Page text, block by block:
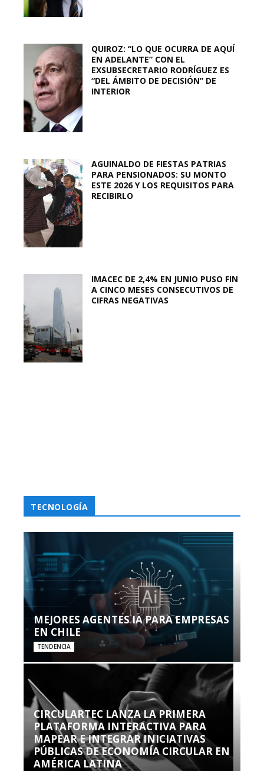
QUIROZ: “LO QUE OCURRA DE AQUÍ
EN ADELANTE” CON EL
EXSUBSECRETARIO RODRÍGUEZ ES
“DEL ÁMBITO DE DECISIÓN” DE
INTERIOR
AGUINALDO DE FIESTAS PATRIAS
PARA PENSIONADOS: SU MONTO
ESTE 2026 Y LOS REQUISITOS PARA
RECIBIRLO
IMACEC DE 2,4% EN JUNIO PUSO FIN
A CINCO MESES CONSECUTIVOS DE
CIFRAS NEGATIVAS
TECNOLOGÍA
MEJORES AGENTES IA PARA EMPRESAS
EN CHILE
TENDENCIA
CIRCULARTEC LANZA LA PRIMERA
PLATAFORMA INTERACTIVA PARA
MAPEAR E INTEGRAR INICIATIVAS
PÚBLICAS DE ECONOMÍA CIRCULAR EN
AMÉRICA LATINA